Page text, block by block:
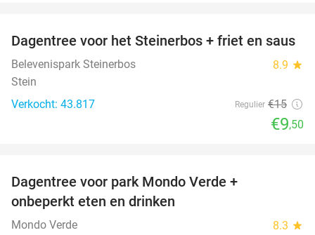
37%
Dagentree voor het Steinerbos + friet en saus
Belevenispark Steinerbos 8.9 star
Stein
Verkocht: 43.817
Regulier €15
€9,50
Dagentree voor park Mondo Verde +
onbeperkt eten en drinken
Mondo Verde 8.3 star